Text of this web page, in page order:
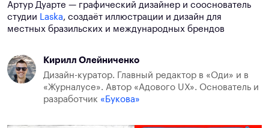
Артур Дуарте — графический дизайнер и сооснователь
студии Laska, создаёт иллюстрации и дизайн для
местных бразильских и международных брендов
Кирилл Олейниченко
Дизайн-куратор. Главный редактор в «Оди» и в
«Журналусе». Автор «Адового UX». Основатель и
разработчик «Букова»